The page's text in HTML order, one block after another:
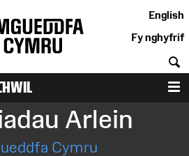
English
Fy nghyfrif
Arlein
Cymru